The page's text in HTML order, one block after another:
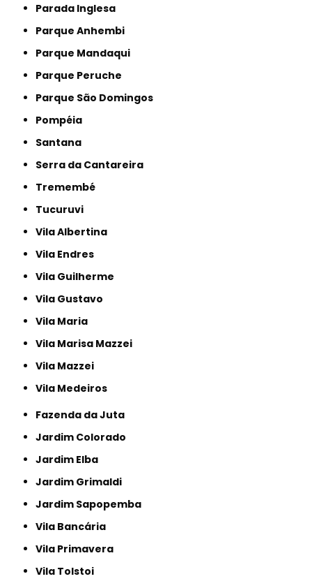
Parada Inglesa
Parque Anhembi
Parque Mandaqui
Parque Peruche
Parque São Domingos
Pompéia
Santana
Serra da Cantareira
Tremembé
Tucuruvi
Vila Albertina
Vila Endres
Vila Guilherme
Vila Gustavo
Vila Maria
Vila Marisa Mazzei
Vila Mazzei
Vila Medeiros
Fazenda da Juta
Jardim Colorado
Jardim Elba
Jardim Grimaldi
Jardim Sapopemba
Vila Bancária
Vila Primavera
Vila Tolstoi